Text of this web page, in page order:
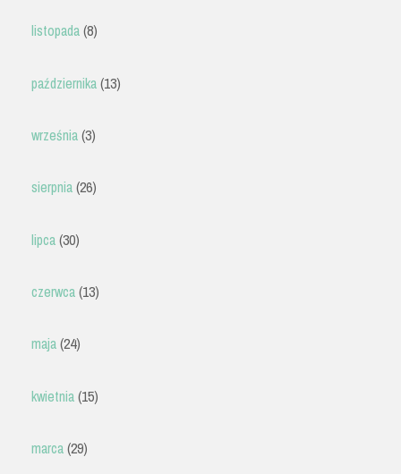
listopada(8)
października(13)
września(3)
sierpnia(26)
lipca(30)
czerwca(13)
maja(24)
kwietnia(15)
marca(29)